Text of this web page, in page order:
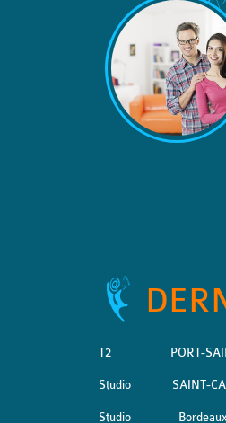
T2 PORT-
Studio SAINT-
Studio Bordeaux